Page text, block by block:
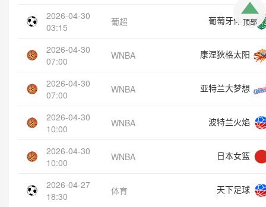
2026-04-30
03:15
葡超 葡萄牙体育
2026-04-30
07:00
WNBA 康涅狄格太阳
2026-04-30
07:00
WNBA 亚特兰大梦想
2026-04-30
10:00
WNBA 波特兰火焰
2026-04-30
10:00
WNBA 日本女篮
2026-04-27
18:30
体育 天下足球
顶部